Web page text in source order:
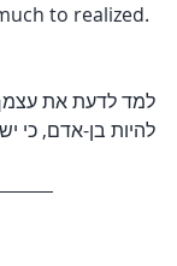
to realized.
למד לדעת את
להיות בן-אדם, כי